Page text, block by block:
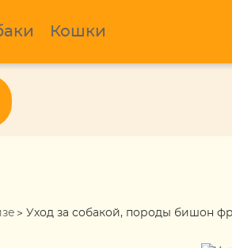
Кошки
Уход за собакой, породы бишон